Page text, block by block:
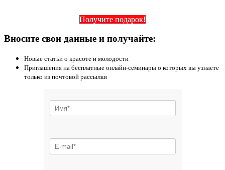
Получите подарок!
Вносите свои данные и получайте:
Новые статьи о красоте и молодости
Приглашения на бесплатные онлайн-семинары о которых вы узнаете
только из почтовой рассылки